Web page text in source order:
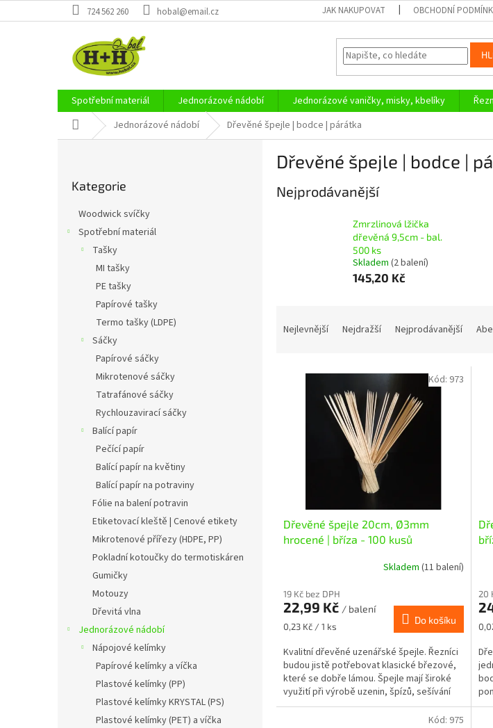
na
724 562 260 hobal@email.cz JAK NAKUPOVAT OBCHODNÍ
Spotřební materiál Jednorázové nádobí Jednorázové vaničky, misky, kbelíky
Domů Jednorázové nádobí Dřevěné špejle | bodce | párátka
kategorie
Kategorie
Woodwick svíčky
Spotřební materiál
Tašky
MI tašky
PE tašky
Papírové tašky
Termo tašky (LDPE)
Sáčky
Papírové sáčky
Mikrotenové sáčky
Tatrafánové sáčky
Rychlouzavirací sáčky
Balící papír
Pečící papír
Balící papír na květiny
Balící papír na potraviny
Fólie na balení potravin
Etiketovací kleště | Cenové etikety
Mikrotenové přířezy (HDPE, PP)
Pokladní kotoučky do termotiskáren
Gumičky
Motouzy
Dřevitá vlna
Jednorázové nádobí
Nápojové kelímky
Papírové kelímky a víčka
Plastové kelímky (PP)
Plastové kelímky KRYSTAL (PS)
Plastové kelímky (PET) a víčka
Dřevěné špejle | bodce |
Nejprodávanější
Zmrzlinová lžička
dřevěná 9,5cm - bal.
500 ks
Skladem (2 balení)
145,20 Kč
Nejlevnější Nejdražší Nejprodávanější
Dřevěné špejle 20cm, Ø3mm
hrocené | bříza - 100 kusů
Skladem (11 balení)
19 Kč bez DPH
22,99 Kč / balení
Měrná
0,23 Kč / 1 ks
Do košíku
Kvalitní dřevěné uzenářské špejle. Řezníci
budou jistě potřebovat klasické březové,
které se dobře lámou. Špejle mají široké
využití při výrobě uzenin, špízů, sešívání
masa a...
Kód: 973
20
Kód: 975